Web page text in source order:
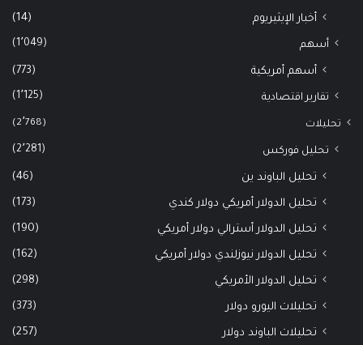
أخبار الإيثيريوم (14)
أسهم (1٬049)
أسهم أمريكية (773)
تقارير اقتصادية (1٬125)
تحليلات (2٬768)
تحليل فوركس (2٬281)
تحليل الباوند ين (46)
تحليل الدولار أمريكي دولار كندي (173)
تحليل الدولار أسترالي دولار أمريكي (190)
تحليل الدولار نيوزلندي دولار أمريكي (162)
تحليل الدولار الأمريكي (298)
تحليلات اليورو دولار (373)
تحليلات الباوند دولار (257)